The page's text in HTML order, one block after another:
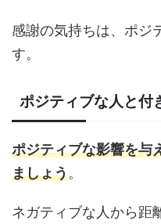
感謝の気持ちは、ポジ
す。
ポジティブな人と付
ポジティブな影響を与
ましょう。
ネガティブな人から距